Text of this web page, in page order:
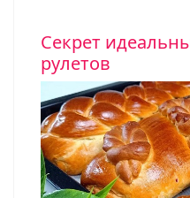
Секрет
рулетов